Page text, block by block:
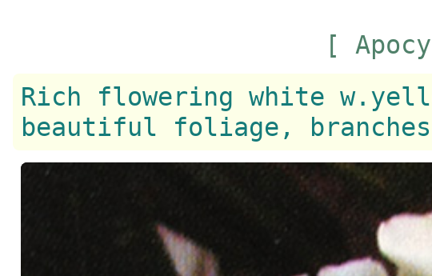
[
Rich flowering white
beautiful foliage,